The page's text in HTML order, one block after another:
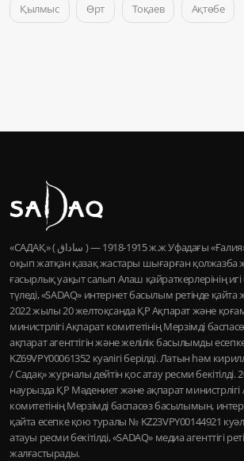
Қылмыс Өрт Тоқаев Ақтөбе
«САДАҚ» ( ساداق ) — 1915-1918 ж.ж Уфадағы «Ғалия» медресесінде
оқып жатқан қазақ жастары шығарған қолжазба
ғасырлық уақыт салып Алаш қайраткерлерінің
түледі, «SADAQ» интернет басылым ретінде
2022 жылы 20 желтоқсанда ҚР Ақпарат және
министрлігі Ақпарат комитетінің Мерзімді
ақпарат агенттігін және желілік басылымды
KZ69VPY00061352 куәлігі берілді. Латын һәм
/ Садақ» журналы дейтін қос атау ресми
наурызда ҚР Мәдениет және ақпарат министрлігі
комитетінің Мерзімді баспасөз басылымын,
қайта есепке қою туралы № KZ23VPY00144921
атауы ресми бекітілді, «SADAQ» медиа агенттігі
жалғастырады.